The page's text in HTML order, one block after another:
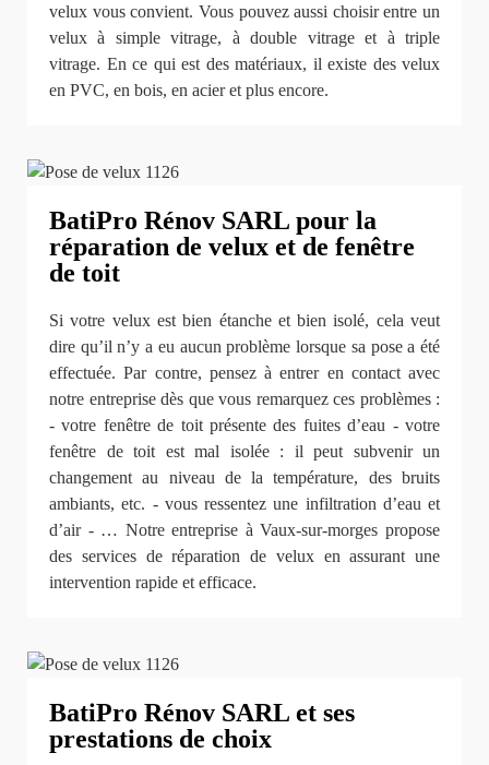
velux vous convient. Vous pouvez aussi choisir entre un
velux à simple vitrage, à double vitrage et à triple
vitrage. En ce qui est des matériaux, il existe des velux
en PVC, en bois, en acier et plus encore.
BatiPro Rénov SARL pour la
réparation de velux et de fenêtre
de toit
Si votre velux est bien étanche et bien isolé, cela veut
dire qu’il n’y a eu aucun problème lorsque sa pose a été
effectuée. Par contre, pensez à entrer en contact avec
notre entreprise dès que vous remarquez ces problèmes :
- votre fenêtre de toit présente des fuites d’eau - votre
fenêtre de toit est mal isolée : il peut subvenir un
changement au niveau de la température, des bruits
ambiants, etc. - vous ressentez une infiltration d’eau et
d’air - … Notre entreprise à Vaux-sur-morges propose
des services de réparation de velux en assurant une
intervention rapide et efficace.
BatiPro Rénov SARL et ses
prestations de choix